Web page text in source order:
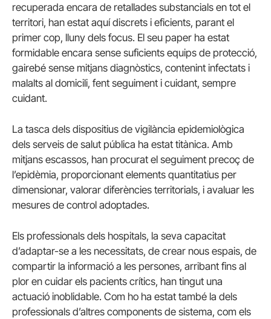
recuperada encara de retallades substancials en tot el
territori, han estat aquí discrets i eficients, parant el
primer cop, lluny dels focus. El seu paper ha estat
formidable encara sense suficients equips de protecció,
gairebé sense mitjans diagnòstics, contenint infectats i
malalts al domicili, fent seguiment i cuidant, sempre
cuidant.
La tasca dels dispositius de vigilància epidemiològica
dels serveis de salut pública ha estat titànica. Amb
mitjans escassos, han procurat el seguiment precoç de
l’epidèmia, proporcionant elements quantitatius per
dimensionar, valorar diferències territorials, i avaluar les
mesures de control adoptades.
Els professionals dels hospitals, la seva capacitat
d’adaptar-se a les necessitats, de crear nous espais, de
compartir la informació a les persones, arribant fins al
plor en cuidar els pacients crítics, han tingut una
actuació inoblidable. Com ho ha estat també la dels
professionals d’altres components de sistema, com els